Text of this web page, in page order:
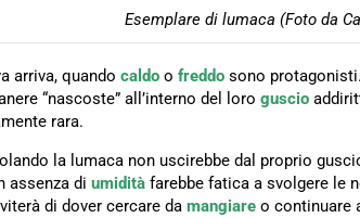
Esemplare di lumaca (Foto da
arriva, quando caldo o freddo sono
“nascoste” all’interno del loro guscio
rara.
la lumaca non uscirebbe dal proprio
assenza di umidità farebbe fatica a svolgere le
di dover cercare da mangiare o continuare